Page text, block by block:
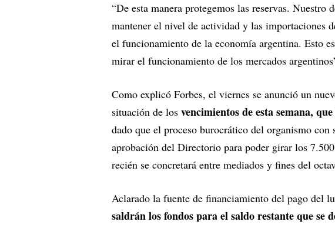
“De esta manera protegemos las reservas. Nuestro
mantener el nivel de actividad y las importaciones
el funcionamiento de la economía argentina. Esto
mirar el funcionamiento de los mercados
Como explicó Forbes, el viernes se anunció un
situación de los vencimientos de esta semana,
dado que el proceso burocrático del organismo con
aprobación del Directorio para poder girar los
recién se concretará entre mediados y fines del
Aclarado la fuente de financiamiento del pago del
saldrán los fondos para el saldo restante que se